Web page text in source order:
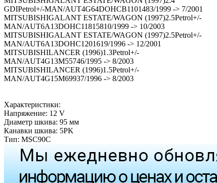
GDIPetrol+/-MAN/AUT4G64DOHCB1101483/1999 -> 7/2001
MITSUBISHIGALANT ESTATE/WAGON (1997)2.5Petrol+/-
MAN/AUT6A13DOHC11815810/1999 -> 10/2003
MITSUBISHIGALANT ESTATE/WAGON (1997)2.5Petrol+/-
MAN/AUT6A13DOHC1201619/1996 -> 12/2001
MITSUBISHILANCER (1996)1.3Petrol+/-
MAN/AUT4G13M55746/1995 -> 8/2003
MITSUBISHILANCER (1996)1.5Petrol+/-
MAN/AUT4G15M69937/1996 -> 8/2003
Характеристики:
Напряжение: 12 V
Диаметр шкива: 95 мм
Канавки шкива: 5PK
Тип: MSC90C